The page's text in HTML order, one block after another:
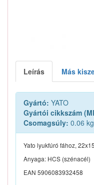
Leírás Más
Gyártó: YATO
Gyártói cikkszám
Csomagsúly: 0.06 kg
Yato lyukfúró fához,
Anyaga: HCS (szénacél)
EAN 5906083932458